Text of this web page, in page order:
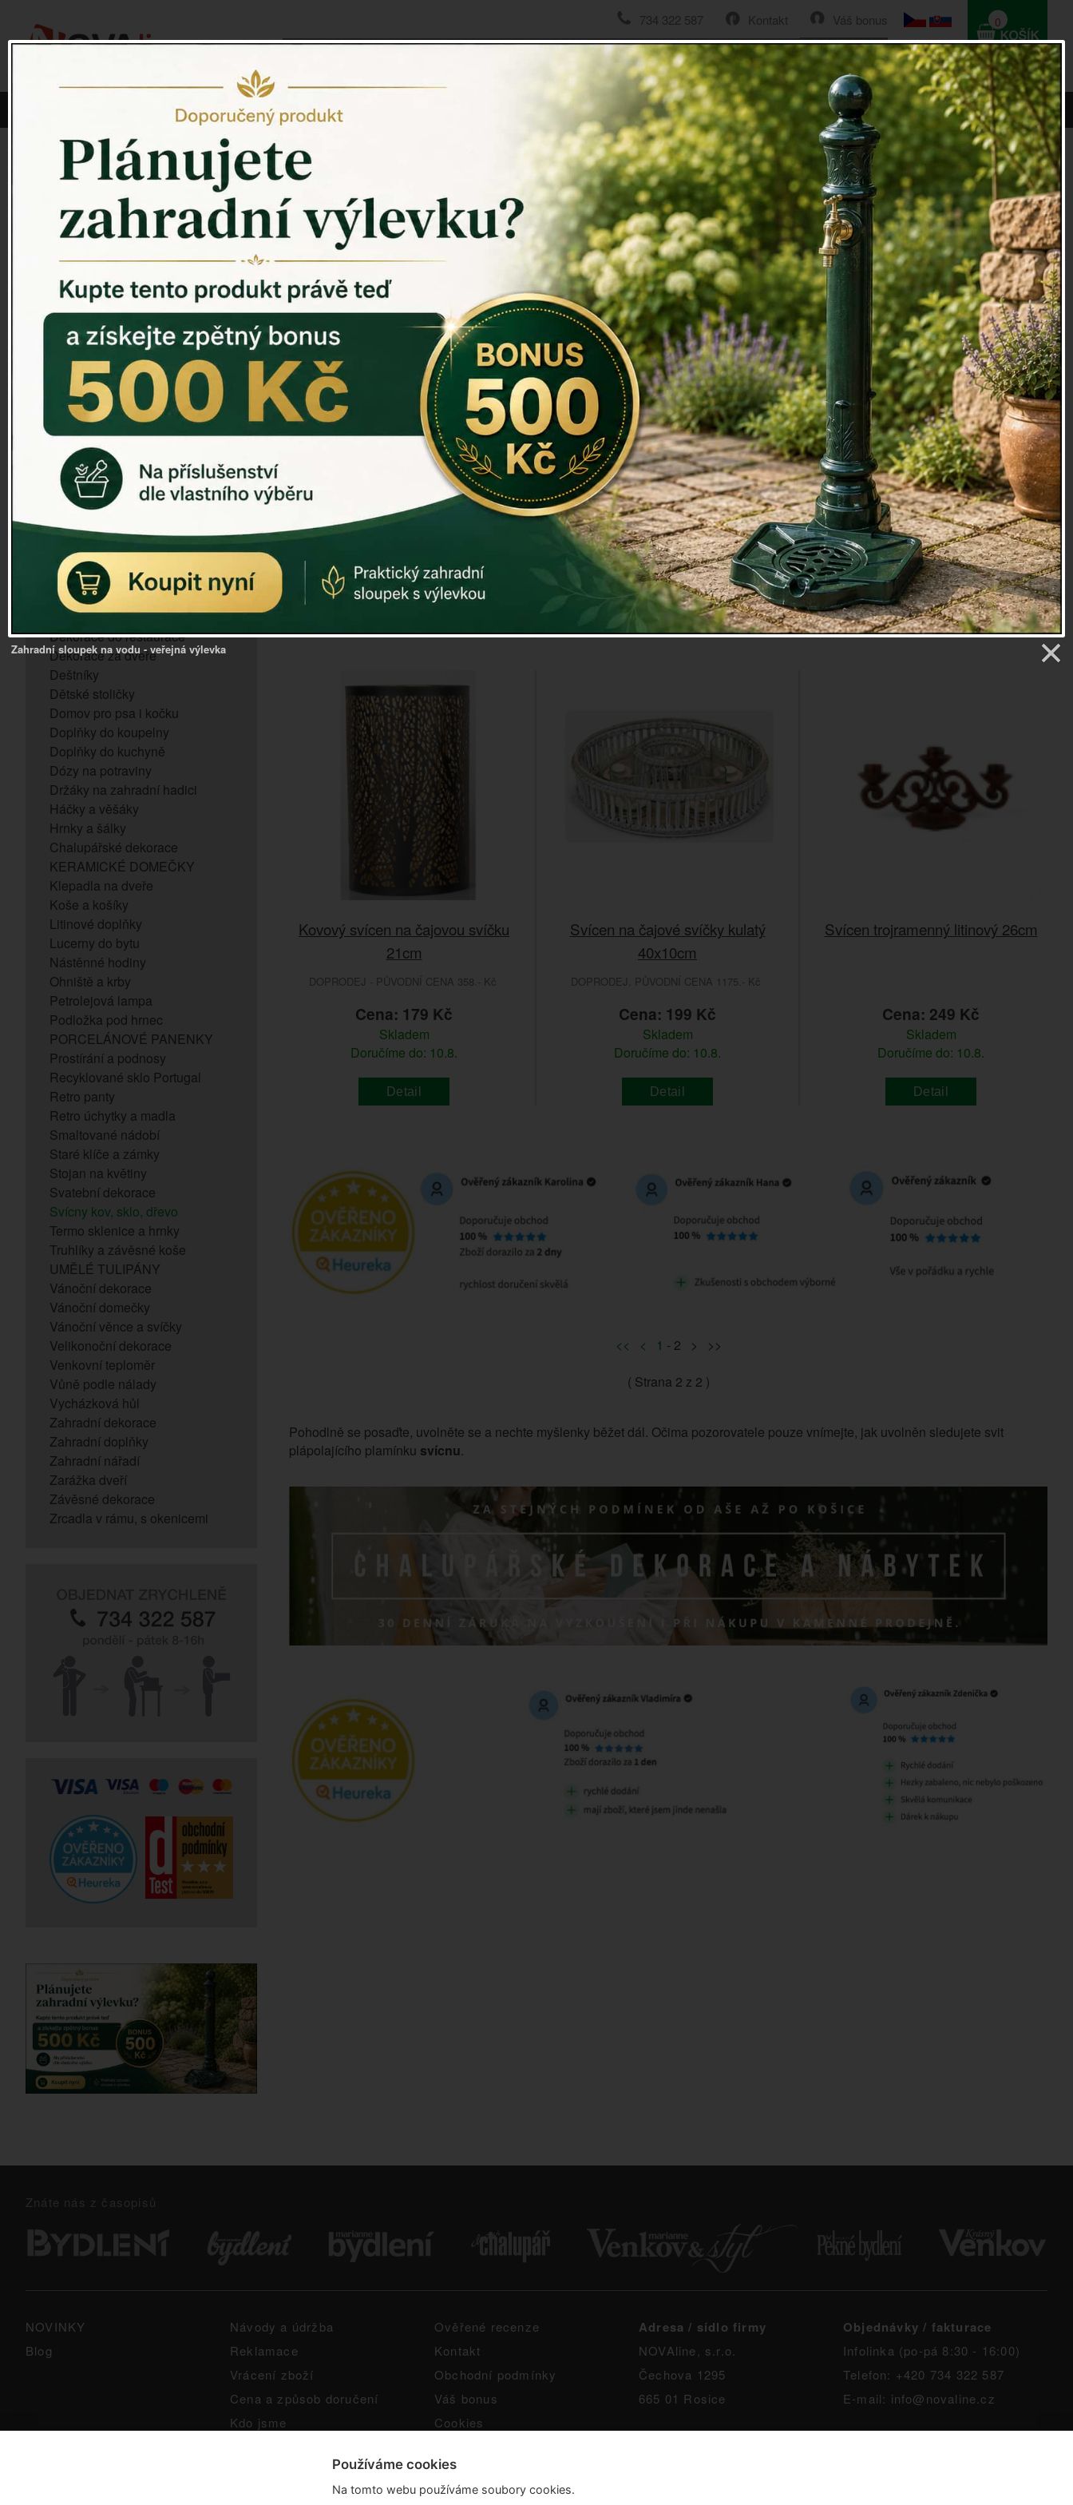
Váš bonus
Kontakt
734 322 587
HLEDAT
0
0 Kč
Vyberte si kategorii: NOVINKY
PÍTKO PRO PTÁKY
ZAHRADNÍ SOCHY
ZAHRADNÍ UMYVADLA
PTAČÍ BUDKY
Litinové škrabáky na boty
DEKORACE NA HROB
RETRO KONZOLE
Domovní čísla - litina
DEKORACE NA ZEĎ
ZVONKOHRA
ZVONY A ZVONKY
PTAČÍ KRMÍTKA
SLUNEČNÍ HODINY
Dózy na brambory a zeleninu
VÝPRODEJ - poslední kusy
Andělé, něžné sošky
Aroma lampy
Buddha soška
BUDKY PRO SÝKORKY
Budky pro vrabce
Bytový textil
Dárky pro muže
Dekorace do bytu
Dekorace do restaurace
Dekorace za dveře
Deštníky
Dětské stoličky
Domov pro psa i kočku
Doplňky do koupelny
Doplňky do kuchyně
Dózy na potraviny
Držáky na zahradní hadici
Háčky a věšáky
Hrnky a šálky
Chalupářské dekorace
KERAMICKÉ DOMEČKY
Klepadla na dveře
Koše a košíky
Litinové doplňky
Lucerny do bytu
Nástěnné hodiny
Ohniště a krby
Petrolejová lampa
Podložka pod hrnec
PORCELÁNOVÉ PANENKY
Prostírání a podnosy
Recyklované sklo Portugal
Retro panty
Retro úchytky a madla
Smaltované nádobí
Staré klíče a zámky
Stojan na květiny
Svatební dekorace
Svícny kov, sklo, dřevo
Termo sklenice a hrnky
Truhlíky a závěsné koše
UMĚLÉ TULIPÁNY
Vánoční dekorace
Vánoční domečky
Vánoční věnce a svíčky
Velikonoční dekorace
Venkovní teploměr
Vůně podle nálady
Vycházková hůl
Zahradní dekorace
Zahradní doplňky
Zahradní nářadí
Zarážka dveří
Závěsné dekorace
Zrcadla v rámu, s okenicemi
Venkovský domov Řazení: Cena|Název|Skladem|Vše
Svícen šiška 14,3x13,5x10,7cm
Cena: 575 Kč
Doručíme do: 10.8.
Svícen na čajovou svíčku šiška
12,2x13,5x6,8cm
Cena: 375 Kč
Skladem
Doručíme do: 10.8.
Detail
Luxusní svícen srdce 52cm
DOPRODEJ POSLEDNÍCH KUSŮ - PŮVODNÍ
CENA 2199.-
Cena: 999 Kč
Skladem
Doručíme do: 10.8.
Detail
Kovový svícen na čajovou svíčku
21cm
DOPRODEJ - PŮVODNÍ CENA 358.- Kč
Cena: 179 Kč
Skladem
Doručíme do: 10.8.
Detail
Svícen na čajové svíčky kulatý
40x10cm
DOPRODEJ. PŮVODNÍ CENA 1175.- Kč
Cena: 199 Kč
Skladem
Doručíme do: 10.8.
Detail
Svícen trojramenný litinový 26cm
Cena: 249 Kč
Skladem
Doručíme do: 10.8.
Detail
<< < 1 - 2 > >>
( Strana 2 z 2 )
Pohodlně se posaďte, uvolněte se a nechte myšlenky běžet dál. Očima pozorovatele pouze vnímejte, jak uvolněn sledujete svit
plápolajícího plamínku svícnu.
Znáte nás z časopisů
NOVINKY
Blog
Návody a údržba
Reklamace
Vrácení zboží
Cena a způsob doručení
Kdo jsme
Ověřené recenze
Kontakt
Obchodní podmínky
Váš bonus
Cookies
Adresa / sídlo firmy
NOVAline, s.r.o.
Čechova 1295
665 01 Rosice
Objednávky / fakturace
Infolinka (po-pá 8:30 - 16:00)
Telefon: +420 734 322 587
E-mail: info@novaline.cz
Používáme cookies
Na tomto webu používáme soubory cookies.
Zahradní sloupek na vodu - veřejná výlevka